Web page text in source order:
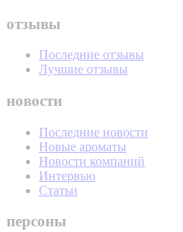
отзывы
Последние отзывы
Лучшие отзывы
новости
Последние новости
Новые ароматы
Новости компаний
Интервью
Статьи
персоны